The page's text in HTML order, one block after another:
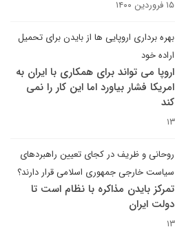
۱۵ فروردین ۱۴۰۰
بهره برداری اروپایی ها از بایدن برای تحمیل
اراده خود
اروپا می تواند برای همکاری با ایران به
امریکا فشار بیاورد اما این کار را نمی
کند
روحانی و ظریف در کجای تعیین راهبردهای
سیاست خارجی جمهوری اسلامی قرار دارند؟
تمرکز بایدن مذاکره با نظام است تا
دولت ایران